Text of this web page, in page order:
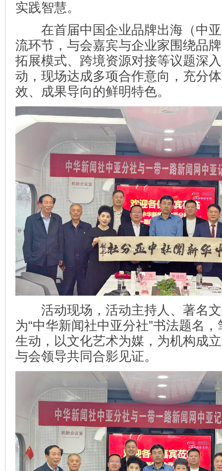
实践智慧。
在首届中国企业品牌出海（中亚
流环节，与会嘉宾与企业家围绕品
拓展模式、跨境资源对接等议题深
动，现场达成多项合作意向，充分
效、成果导向的鲜明特色。
活动现场，活动主持人、著名文
为“中华新闻社中亚分社”书法题名
生动，以文化艺术为媒，为机构成
与会领导共同合影见证。